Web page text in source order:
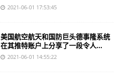
俄罗斯新型VK-2500P涡轴发动机投入量产
国泰航空六月下旬重启广州航线 结合海
技术孕育：NASA高超声速技术项目研究进
“鲲龙”AG600项目构型管理专题会在上海召
莱奥纳多“下一代民用倾转旋翼机”将步入
2021-06-01 17:53:45
美国航空航天和国防巨头德事隆系统
在其推特账户上分享了一段令人...
2021-06-01 14:55:22